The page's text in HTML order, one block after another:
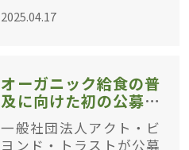
類の助成について、助成
これからabtサイトの「助
成先活動情報」で随
2025.04.17
オーガニック給食の普
及に向けた初の公募助
成 （2025年度）助成先
7企画を決定！
一般社団法人アクト・ビ
ヨンド・トラストが公募